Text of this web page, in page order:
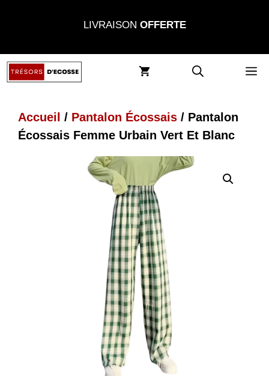
LIVRAISON OFFERTE
Accueil / Pantalon Écossais / Pantalon
Écossais Femme Urbain Vert Et Blanc